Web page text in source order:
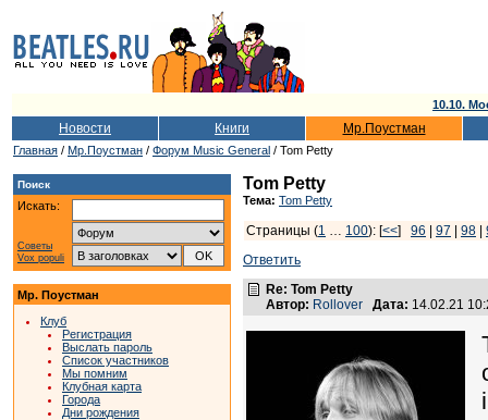
10.10.
Новости Книги Мр.Поустман
Главная / Мр.Поустман / Форум Music General / Tom Petty
Поиск
Искать:
Советы
Vox populi
Мр. Поустман
Клуб
Регистрация
Выслать пароль
Список участников
Мы помним
Клубная карта
Города
Дни рождения
Tom Petty
Тема: Tom Petty
Страницы (1 … 100): [<<] 96 97 98
Ответить
Re: Tom Petty
Автор: Rollover Дата: 14.02.21